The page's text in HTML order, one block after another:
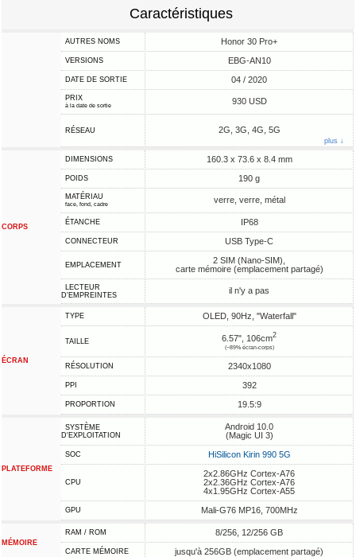
Caractéristiques
AUTRES NOMS Honor 30 Pro+
VERSIONS EBG-AN10
DATE DE SORTIE 04 / 2020
PRIX
à la date de sortie 930 USD
RÉSEAU 2G, 3G, 4G, 5G
plus ↓
CORPS
DIMENSIONS 160.3 x 73.6 x 8.4 mm
POIDS 190 g
MATÉRIAU
face, fond, cadre verre, verre, métal
ÉTANCHE IP68
CONNECTEUR USB Type-C
EMPLACEMENT
2 SIM (Nano-SIM),
carte mémoire (emplacement partagé)
LECTEUR
D'EMPREINTES
il n'y a pas
ÉCRAN
TYPE OLED, 90Hz, "Waterfall"
TAILLE 6.57", 106cm2
(~89% écran-corps)
RÉSOLUTION 2340x1080
PPI 392
PROPORTION 19.5:9
PLATEFORME
SYSTÈME
D'EXPLOITATION
Android 10.0
(Magic UI 3)
SOC HiSilicon Kirin 990 5G
CPU
2x2.86GHz Cortex-A76
2x2.36GHz Cortex-A76
4x1.95GHz Cortex-A55
GPU Mali-G76 MP16, 700MHz
MÉMOIRE
RAM / ROM 8/256, 12/256 GB
CARTE MÉMOIRE jusqu'à 256GB (emplacement partagé)